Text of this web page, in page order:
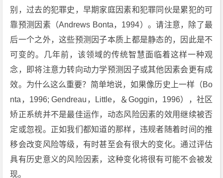
别，过去的犯罪史，早期家庭因素和犯罪同伙是累犯的可
靠预测因素（Andrews Bonta，1994）。请注意，除了最
后一个之外，这些预测因子本质上都是静态的，因此是不
可变的。几年前，该领域的传统智慧面临着这样一种观
念，即将注意力转向动力学预测因子或其他因素会更有成
效。为什么这么重要？简单地说，如果像历史上一样（Bo
nta，1996; Gendreau，Little，＆Goggin，1996），社区
矫正系统并不是最佳运作，动态风险因素的效用继续被否
定或忽视。正如我们都知道的那样，违规者随着时间的推
移会改变风险等级，有时甚至会有很大的变化。通过评估
具有历史意义的风险因素，这种变化将很有可能不会被发
现。